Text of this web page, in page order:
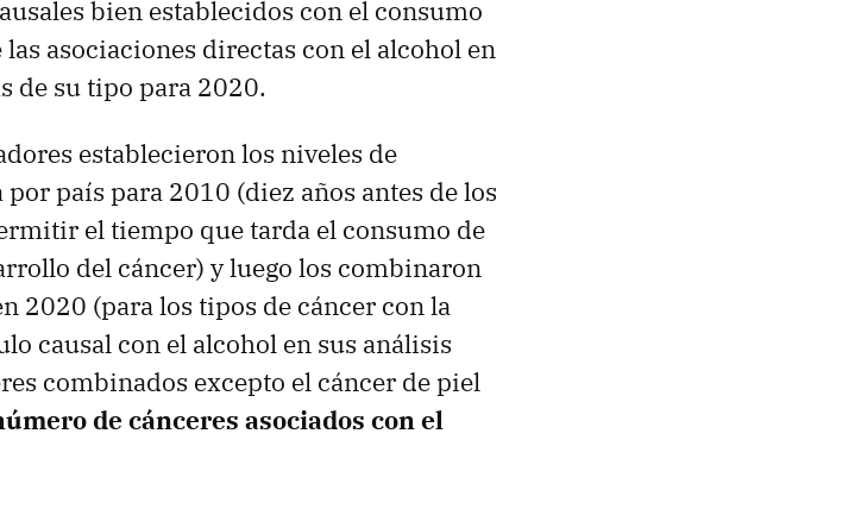
bien establecidos con el consumo
asociaciones directas con el alcohol en
de su tipo para 2020.
establecieron los niveles de
país para 2010 (diez años antes de los
el tiempo que tarda el consumo de
del cáncer) y luego los combinaron
2020 (para los tipos de cáncer con la
causal con el alcohol en sus análisis
combinados excepto el cáncer de piel
de cánceres asociados con el